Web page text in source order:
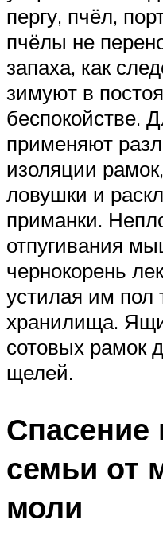
пергу, пчёл,
пчёлы не
запаха, как
зимуют в
беспокойстве.
применяют
изоляции
ловушки и
приманки.
отпугивания
чернокорень
устилая им пол
хранилища.
сотовых рамок
щелей.
Спасение
семьи от
моли